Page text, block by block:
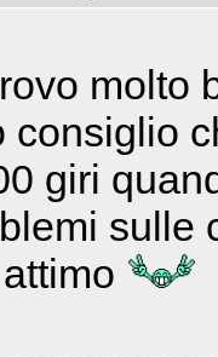
molto
consiglio
giri
sulle